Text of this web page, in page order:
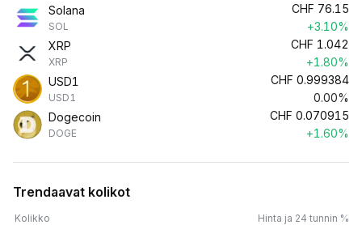
Solana
SOL
CHF 76.15
+3.10%
XRP
XRP
CHF 1.042
+1.80%
USD1
USD1
CHF 0.999384
0.00%
Dogecoin
DOGE
CHF 0.070915
+1.60%
Trendaavat kolikot
Kolikko Hinta ja 24 tunnin %